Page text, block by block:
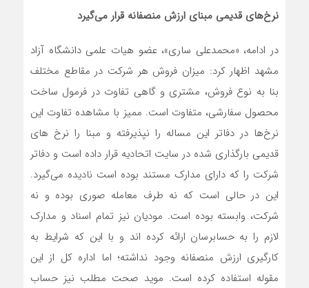
نرخهای قدیمی مبنای ارزش منصفانه قرار می‌گیرد
در ادامه، «محمدعلی ساری»، عضو هیات علمی دانشگاه آزاد
مشهد اظهار کرد: میزان فروش هر شرکت در مقاطع مختلف
بنا به نوع فروش، مشتری و گاهی تفاوت در فرمول ساخت
محصول سفارشی، متفاوت است. ممیز با مشاهده تفاوت این
نرخ‌ها در دفاتر این مساله را نپذیرفته و مبنا را نرخ های
قدیمی بارگذاری شده در سایت اتحادیه قرار داده است و دفاتر
شرکت را که دارای مدارک مستند بوده است نادیده می‌گیرد.
این در حالی است که نه طرف معامله صوری بوده و نه
شرکت، وابسته بوده است. مودیان نیز تمام اسناد و مدارک
لازم را به حسابرسان ارائه کرده اند و با این که شرایط به
کارگیری ارزش منصفانه وجود نداشته؛ اما اداره کل از این
مقوله استفاده کرده است. موید صحت مطلب نیز حساب